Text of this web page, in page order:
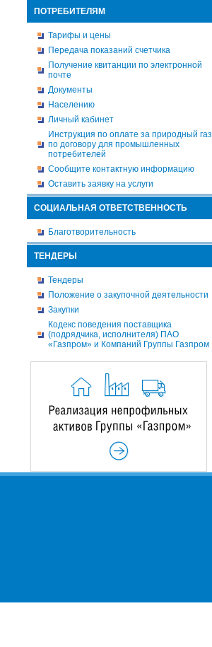
ПОТРЕБИТЕЛЯМ
Тарифы и цены
Передача показаний счетчика
Получение квитанции по электронной
почте
Документы
Населению
Личный кабинет
Инструкция по оплате за природный газ
по договору для промышленных
потребителей
Сообщите контактную информацию
Оставить заявку на услуги
СОЦИАЛЬНАЯ ОТВЕТСТВЕННОСТЬ
Благотворительность
ТЕНДЕРЫ
Тендеры
Положение о закупочной деятельности
Закупки
Кодекс поведения поставщика
(подрядчика, исполнителя) ПАО
«Газпром» и Компаний Группы Газпром